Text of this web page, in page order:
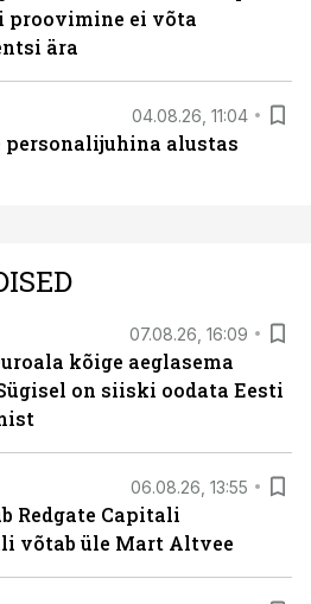
proovimine ei võta
ära
04.08.26, 11:04
personalijuhina alustas
07.08.26, 16:09
kõige aeglasema
on siiski oodata Eesti
06.08.26, 13:55
Redgate Capitali
võtab üle Mart Altvee